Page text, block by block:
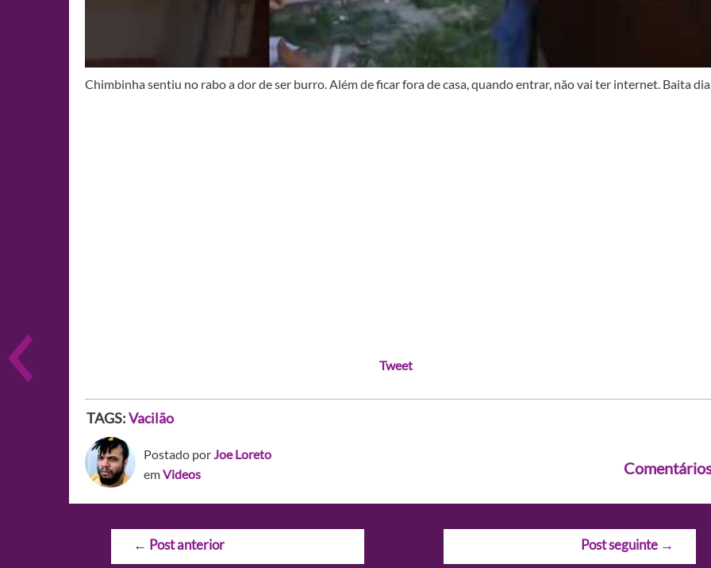
Chimbinha sentiu no rabo a dor de ser burro. Além de ficar fora de casa, quando entrar, não vai ter internet. Baita
Tweet
TAGS:Vacilão
Postado porJoe Loreto
emVideos
Navegação
← Post anterior Post seguinte →